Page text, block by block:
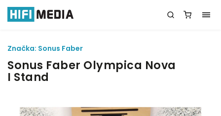
Sonus Faber Olympica Nova
I Stand
Značka: Sonus Faber